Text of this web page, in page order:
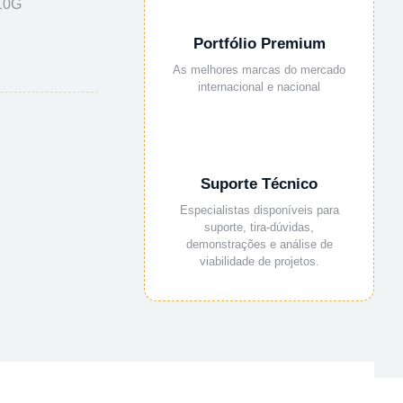
Portfólio Premium
As melhores marcas do mercado
internacional e nacional
Suporte Técnico
Especialistas disponíveis para
suporte, tira-dúvidas,
demonstrações e análise de
viabilidade de projetos.